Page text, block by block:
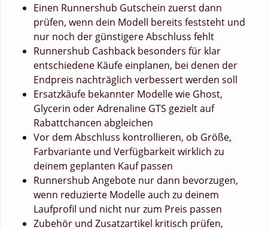
Einen Runnershub Gutschein zuerst dann
prüfen, wenn dein Modell bereits feststeht und
nur noch der günstigere Abschluss fehlt
Runnershub Cashback besonders für klar
entschiedene Käufe einplanen, bei denen der
Endpreis nachträglich verbessert werden soll
Ersatzkäufe bekannter Modelle wie Ghost,
Glycerin oder Adrenaline GTS gezielt auf
Rabattchancen abgleichen
Vor dem Abschluss kontrollieren, ob Größe,
Farbvariante und Verfügbarkeit wirklich zu
deinem geplanten Kauf passen
Runnershub Angebote nur dann bevorzugen,
wenn reduzierte Modelle auch zu deinem
Laufprofil und nicht nur zum Preis passen
Zubehör und Zusatzartikel kritisch prüfen,